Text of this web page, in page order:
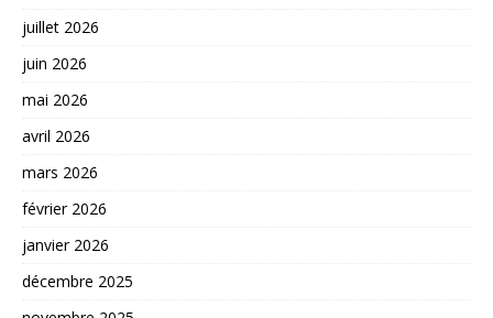
juillet 2026
juin 2026
mai 2026
avril 2026
mars 2026
février 2026
janvier 2026
décembre 2025